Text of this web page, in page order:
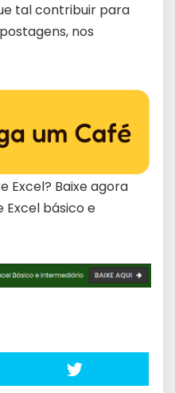
tal contribuir para
nos
Excel? Baixe agora
Excel básico e